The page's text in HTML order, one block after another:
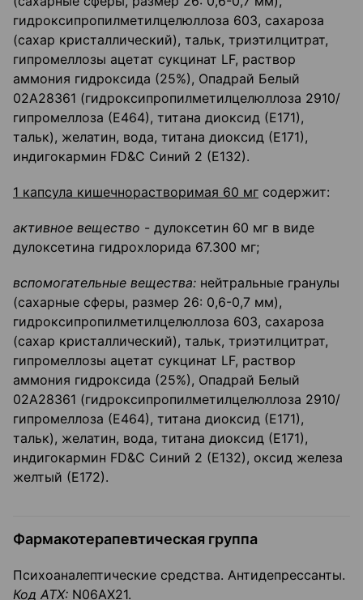
гидроксипропилметилцелюллоза 603, сахароза
(сахар кристаллический), тальк, триэтилцитрат,
гипромеллозы ацетат сукцинат LF, раствор
аммония гидроксида (25%), Опадрай Белый
02А28361 (гидроксипропилметилцелюллоза 2910/
гипромеллоза (Е464), титана диоксид (Е171),
тальк), желатин, вода, титана диоксид (Е171),
индигокармин FD&C Синий 2 (Е132).
1 капсула кишечнорастворимая 60 мг содержит:
активное вещество - дулоксетин 60 мг в виде
дулоксетина гидрохлорида 67.300 мг;
вспомогательные вещества: нейтральные гранулы
(сахарные сферы, размер 26: 0,6-0,7 мм),
гидроксипропилметилцелюллоза 603, сахароза
(сахар кристаллический), тальк, триэтилцитрат,
гипромеллозы ацетат сукцинат LF, раствор
аммония гидроксида (25%), Опадрай Белый
02А28361 (гидроксипропилметилцелюллоза 2910/
гипромеллоза (Е464), титана диоксид (Е171),
тальк), желатин, вода, титана диоксид (Е171),
индигокармин FD&C Синий 2 (Е132), оксид железа
желтый (Е172).
Фармакотерапевтическая группа
Психоаналептические средства. Антидепрессанты.
Код АТХ: N06AX21.